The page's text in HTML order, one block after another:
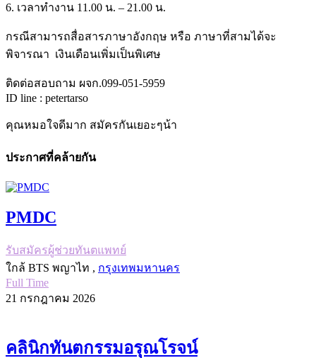
6. เวลาทำงาน 11.00 น. – 21.00 น.
กรณีสามารถสื่อสารภาษาอังกฤษ หรือ ภาษาที่สามได้จะ
พิจารณา เงินเดือนเพิ่มเป็นพิเศษ
ติดต่อสอบถาม ผจก.099-051-5959
ID line : petertarso
คุณหมอใจดีมาก สมัครกันเยอะๆน้า
ประกาศที่คล้ายกัน
PMDC
รับสมัครผู้ช่วยทันตแพทย์
ใกล้ BTS พญาไท , กรุงเทพมหานคร
Full Time
21 กรกฎาคม 2026
คลินิกทันตกรรมอรุณโรจน์